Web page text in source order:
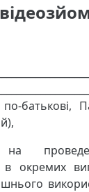
по-батькові,
на
в окремих